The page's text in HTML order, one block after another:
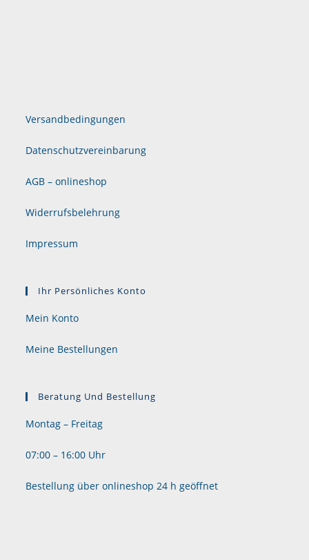
Versandbedingungen
Datenschutzvereinbarung
AGB – onlineshop
Widerrufsbelehrung
Impressum
Ihr Persönliches Konto
Mein Konto
Meine Bestellungen
Beratung Und Bestellung
Montag – Freitag
07:00 – 16:00 Uhr
Bestellung über onlineshop 24 h geöffnet